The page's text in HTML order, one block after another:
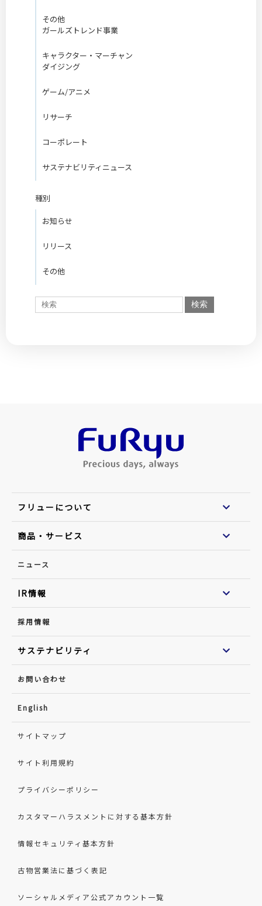
その他
ガールズトレンド事業
キャラクター・マーチャン
ダイジング
ゲーム/アニメ
リサーチ
コーポレート
サステナビリティニュース
種別
お知らせ
リリース
その他
フリューについて
商品・サービス
ニュース
IR情報
採用情報
サステナビリティ
お問い合わせ
English
サイトマップ
サイト利用規約
プライバシーポリシー
カスタマーハラスメントに対する基本方針
情報セキュリティ基本方針
古物営業法に基づく表記
ソーシャルメディア公式アカウント一覧